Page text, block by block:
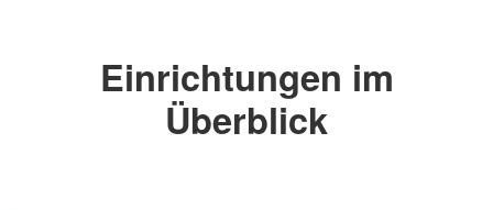
Einrichtungen im
Überblick